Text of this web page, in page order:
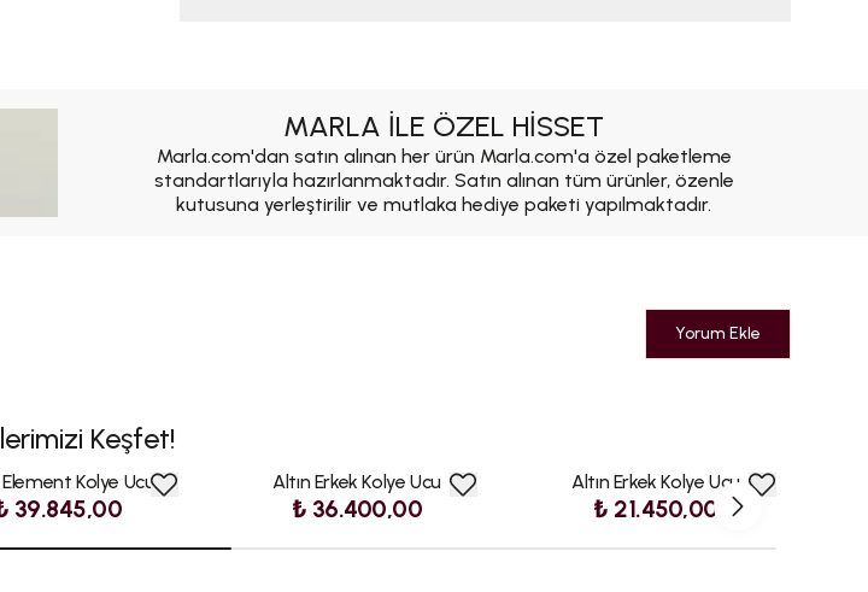
MARLA İLE ÖZEL HİSSET
Marla.com'dan satın alınan her ürün Marla.com'a özel paketleme
standartlarıyla hazırlanmaktadır. Satın alınan tüm ürünler, özenle
kutusuna yerleştirilir ve mutlaka hediye paketi yapılmaktadır.
Yorum Ekle
Keşfet!
Element Kolye Ucu
39.845,00
Altın Erkek Kolye Ucu
₺ 36.400,00
Altın Erkek Kolye Ucu
₺ 21.450,00